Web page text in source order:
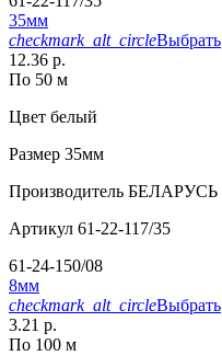
35мм
checkmark_alt_circleВыбрать
12.36 р.
По 50 м
Цвет белый
Размер 35мм
Производитель БЕЛАРУСЬ
Артикул 61-22-117/35
61-24-150/08
8мм
checkmark_alt_circleВыбрать
3.21 р.
По 100 м